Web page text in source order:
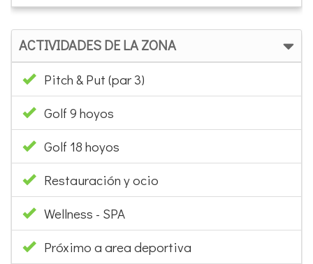
ACTIVIDADES DE LA ZONA
Pitch & Put (par 3)
Golf 9 hoyos
Golf 18 hoyos
Restauración y ocio
Wellness - SPA
Próximo a area deportiva